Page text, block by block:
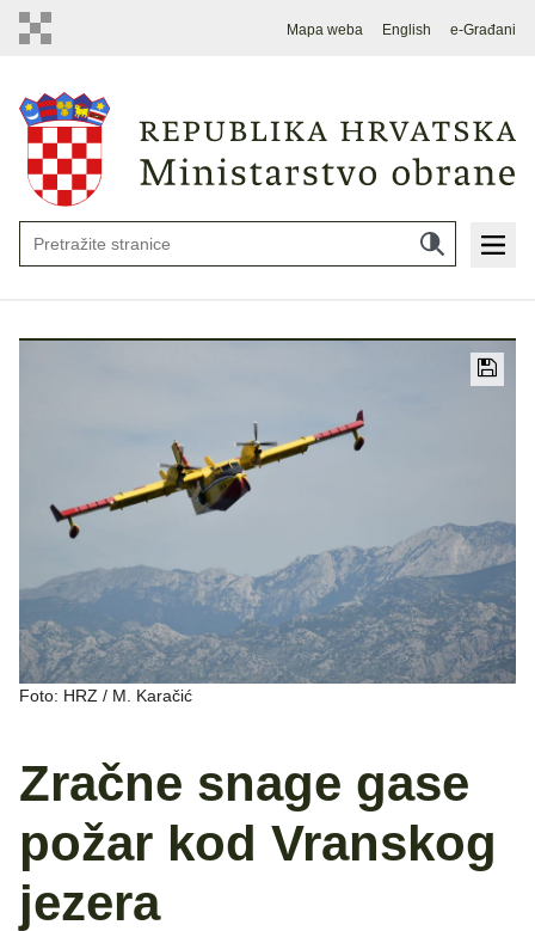
Mapa weba English e-Građani
Foto: HRZ / M. Karačić
Zračne snage gase
požar kod Vranskog
jezera